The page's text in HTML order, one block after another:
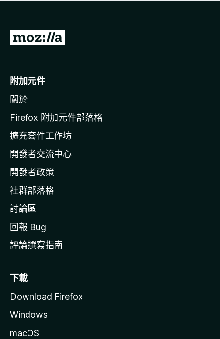
有
前
o
i
l
a
官
網
附加元件
關於
Firefox 附加元件部落格
擴充套件工作坊
開發者交流中心
開發者政策
社群部落格
討論區
回報 Bug
評論撰寫指南
下載
Download Firefox
Windows
macOS